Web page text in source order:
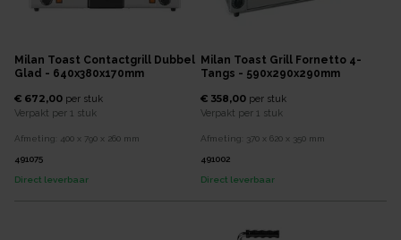
Milan Toast Contactgrill Dubbel
Glad - 640x380x170mm
€ 672,00 per stuk
Verpakt per 1 stuk
Afmeting: 400 x 790 x 260 mm
491075
Direct leverbaar
Milan Toast Grill Fornetto 4-
Tangs - 590x290x290mm
€ 358,00 per stuk
Verpakt per 1 stuk
Afmeting: 370 x 620 x 350 mm
491002
Direct leverbaar